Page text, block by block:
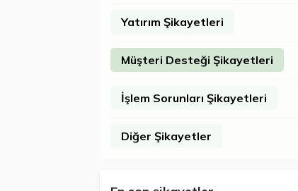
Yatırım Şikayetleri
Müşteri Desteği Şikayetleri
İşlem Sorunları Şikayetleri
Diğer Şikayetler